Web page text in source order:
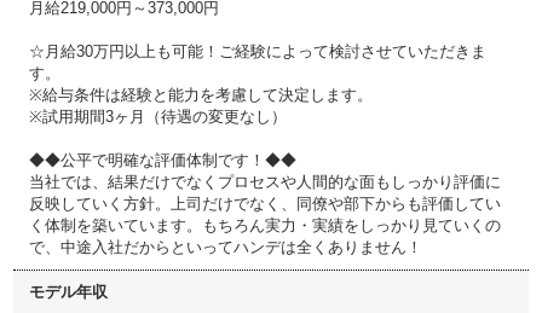
月給219,000円～373,000円
☆月給30万円以上も可能！ご経験によって検討させていただきま
す。
※給与条件は経験と能力を考慮して決定します。
※試用期間3ヶ月（待遇の変更なし）
◆◆公平で明確な評価体制です！◆◆
当社では、結果だけでなくプロセスや人間的な面もしっかり評価に
反映していく方針。上司だけでなく、同僚や部下からも評価してい
く体制を築いています。もちろん実力・実績をしっかり見ていくの
で、中途入社だからといってハンデは全くありません！
モデル年収